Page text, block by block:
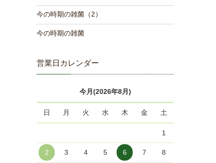
今の時期の雑菌（2）
今の時期の雑菌
営業日カレンダー
今月(2026年8月)
日 月 火 水 木 金 土
1
2 3 4 5 6 7 8